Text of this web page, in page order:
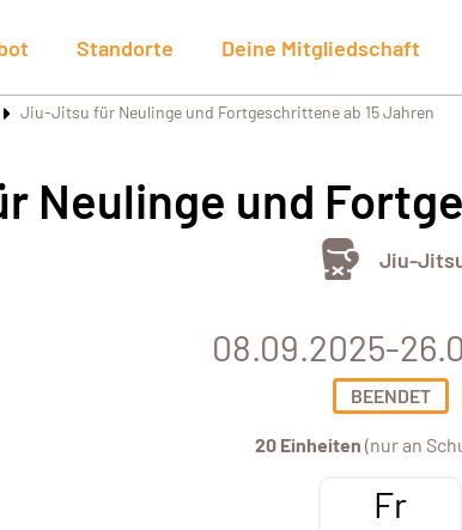
Standorte Deine Mitgliedschaft
Jiu-Jitsu für Neulinge und Fortgeschrittene ab 15 Jahren
Neulinge und
Jiu-
08.09.2025-
BEENDET
20 Einheiten (nur an
Fr